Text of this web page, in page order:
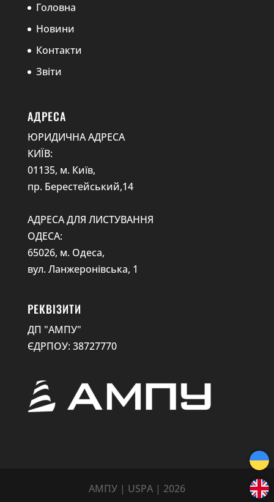
Головна
Новини
Контакти
Звіти
АДРЕСА
ЮРИДИЧНА АДРЕСА
КИЇВ:
01135, м. Київ,
пр. Берестейський,14
АДРЕСА ДЛЯ ЛИСТУВАННЯ
ОДЕСА:
65026, м. Одеса,
вул. Ланжеронівська, 1
РЕКВІЗИТИ
ДП "АМПУ"
ЄДРПОУ: 38727770
АМПУ | USPA | 2026